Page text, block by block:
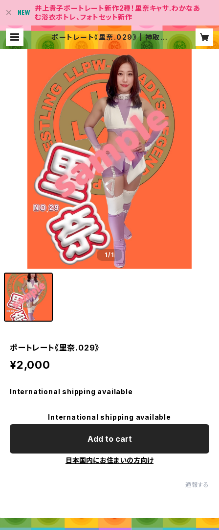
井上貴子ポートレート新作2種！里奈キャサ.わかなあ
む浴衣ポトレ、フォトセット新作
ポートレート《里奈.029》 | 神取屋
【女子プロレス団体「LLPW-X 」Offi
cial Shop】
1/1
ポートレート《里奈.029》
¥2,000
International shipping available
International shipping available
Add to cart
日本国内にお住まいの方向け
通報する